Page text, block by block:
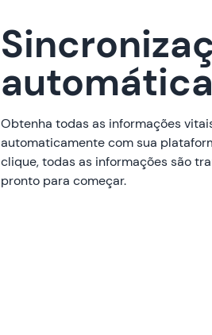
automática
Obtenha todas as informações
automaticamente com sua
clique, todas as informações são
pronto para começar.